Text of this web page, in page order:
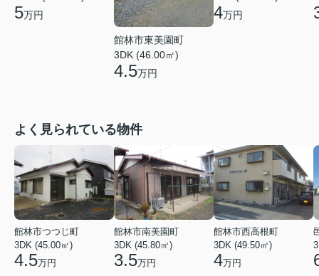
5万円
館林市東美園町
3DK (46.00㎡)
4.5万円
4万円
よく見られている物件
館林市つつじ町
3DK (45.00㎡)
4.5万円
館林市南美園町
3DK (45.80㎡)
3.5万円
館林市西高根町
3DK (49.50㎡)
4万円